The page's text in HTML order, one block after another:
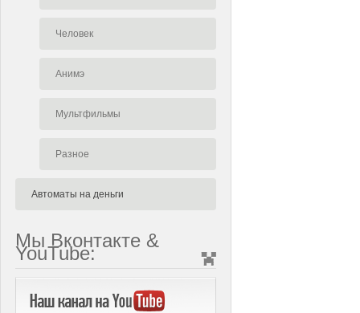
Человек
Анимэ
Мультфильмы
Разное
Автоматы на деньги
Мы Вконтакте &
YouTube: